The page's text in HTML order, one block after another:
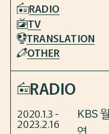
RADIO
TV
TRANSLATION
OTHER
RADIO
2020.1.3 -
2023.2.16
KBS